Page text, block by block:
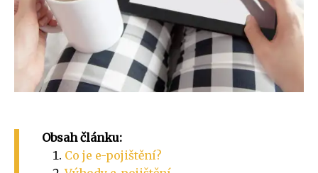
Obsah článku:
Co je e-pojištění?